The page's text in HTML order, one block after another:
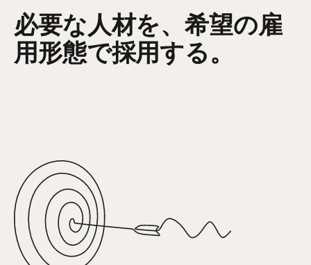
必要な人材を、希望の雇
用形態で採用する。